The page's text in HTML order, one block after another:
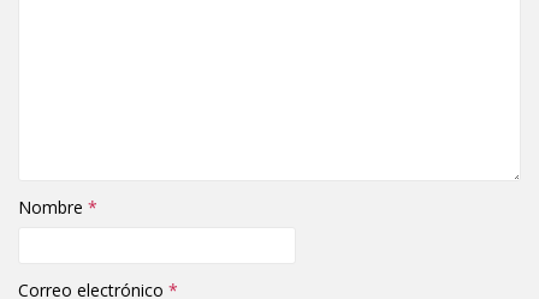
Nombre *
Correo electrónico *